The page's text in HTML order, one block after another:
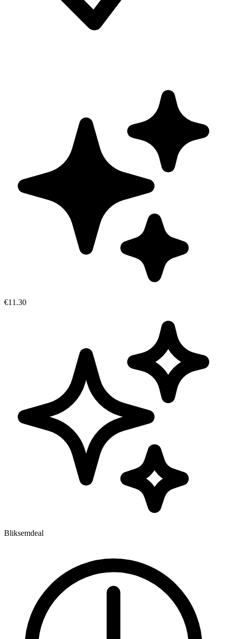
€11.30
Bliksemdeal